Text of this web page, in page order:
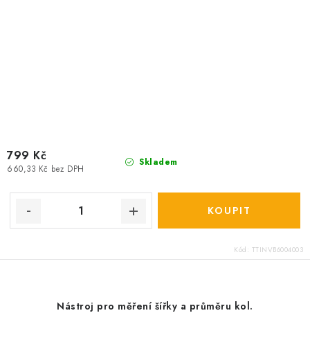
Skladem
660,33 Kč bez DPH
799 Kč
Kód: TTINVB6004003
Nástroj pro měření šířky a průměru kol.